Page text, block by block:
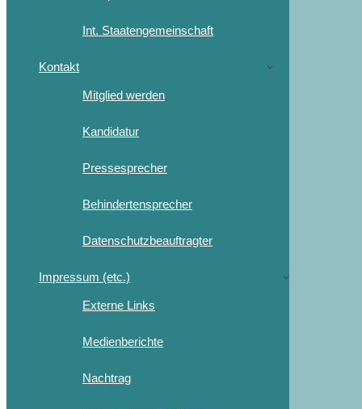
Int. Staatengemeinschaft
Kontakt
Mitglied werden
Kandidatur
Pressesprecher
Behindertensprecher
Datenschutzbeauftragter
Impressum (etc.)
Externe Links
Medienberichte
Nachtrag